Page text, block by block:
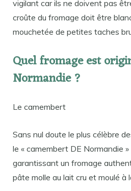
vigilant car ils ne doivent pas
croûte du fromage doit être
mouchetée de petites taches
Quel fromage est
Normandie ?
Le camembert
Sans nul doute le plus célèbre
le « camembert DE Normandie
garantissant un fromage
pâte molle au lait cru et moulé à